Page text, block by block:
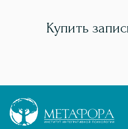
Купить